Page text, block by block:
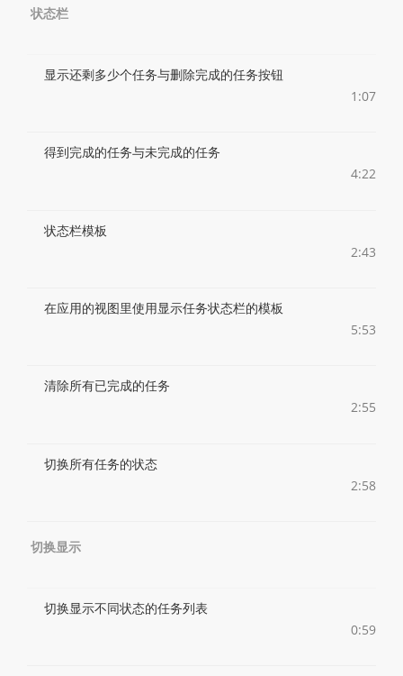
状态栏
显示还剩多少个任务与删除完成的任务按钮
1:07
得到完成的任务与未完成的任务
4:22
状态栏模板
2:43
在应用的视图里使用显示任务状态栏的模板
5:53
清除所有已完成的任务
2:55
切换所有任务的状态
2:58
切换显示
切换显示不同状态的任务列表
0:59